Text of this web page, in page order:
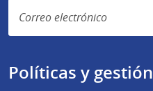
Políticas y gestión